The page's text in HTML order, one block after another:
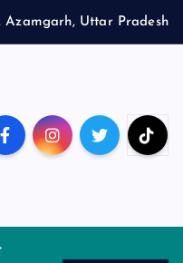
Azamgarh, Uttar Pradesh